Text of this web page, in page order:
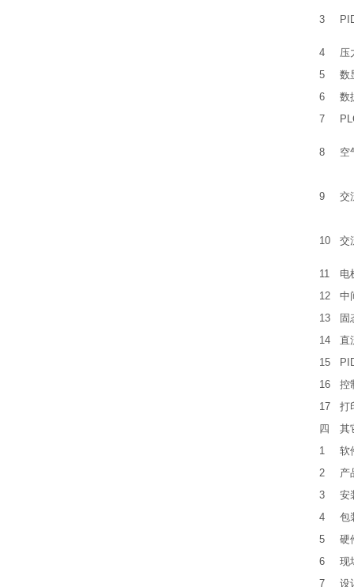
3
4
压
5
数
6
数
7
8 空
9 交
10 交
11
电
12
中
13
固
14
直
15
16
控
17
打
四
其
1
软
2
产
3
安
4
包
5
硬
6
现
7
设